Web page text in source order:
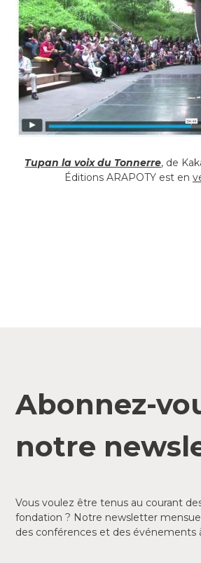
Tupan la voix du Tonnerre, de
Éditions ARAPOTY est en
Abonnez-
notre
Vous voulez être tenus au courant
fondation ? Notre newsletter
des conférences et des événements